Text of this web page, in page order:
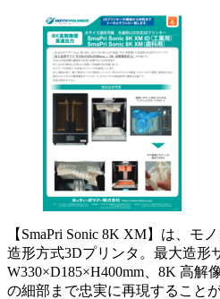
【SmaPri Sonic 8K XM】は、モ
造形方式3Dプリンタ。最大造形
W330×D185×H400mm、8K 高解
の細部まで忠実に再現すること